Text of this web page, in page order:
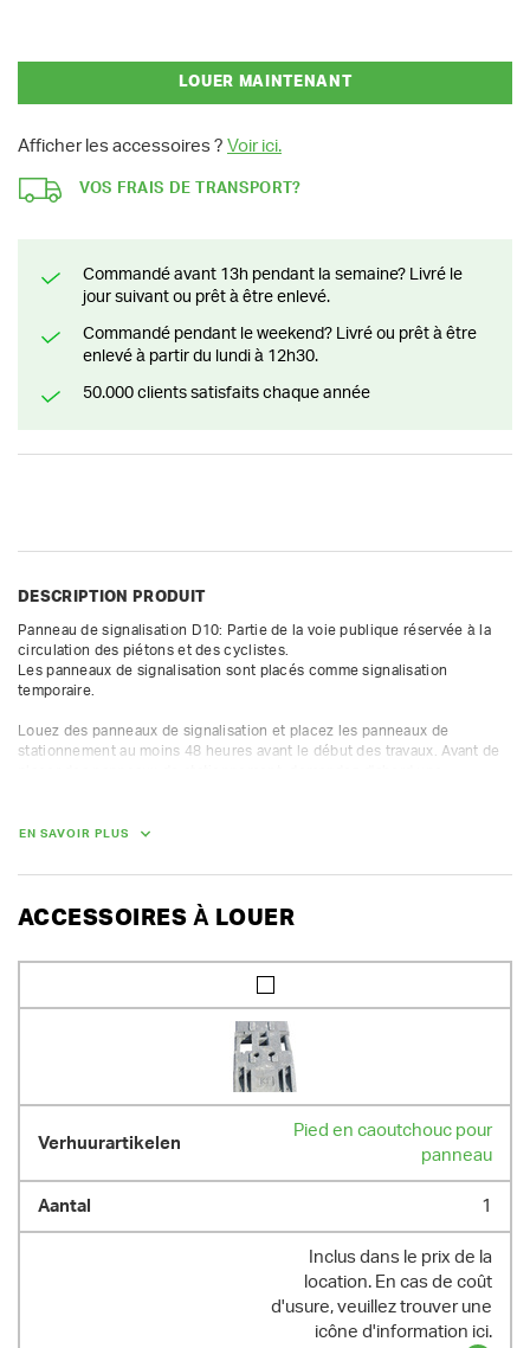
LOUER MAINTENANT
Afficher les accessoires ? Voir ici.
VOS FRAIS DE TRANSPORT?
Commandé avant 13h pendant la semaine? Livré le
jour suivant ou prêt à être enlevé.
Commandé pendant le weekend? Livré ou prêt à être
enlevé à partir du lundi à 12h30.
50.000 clients satisfaits chaque année
DESCRIPTION PRODUIT
Panneau de signalisation D10: Partie de la voie publique réservée à la
circulation des piétons et des cyclistes.
Les panneaux de signalisation sont placés comme signalisation
temporaire.
Louez des panneaux de signalisation et placez les panneaux de
stationnement au moins 48 heures avant le début des travaux. Avant de
ligne.
En cas de location d'un lot de 10 panneaux de signalisation ou de 5
Nous vous composons volontiers un lot sur mesure.
POIDS
EN SAVOIR PLUS
ACCESSOIRES À LOUER
Pied en caoutchouc pour
panneau
1
Inclus dans le prix de la
location. En cas de coût
d'usure, veuillez trouver une
icône d'information ici.